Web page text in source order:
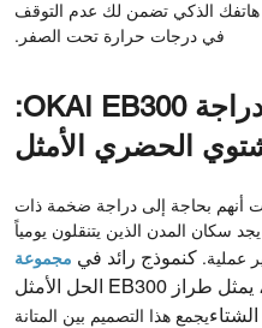
الذكي تضمن لك عدم التوقف
في درجات حرارة تحت الصفر.
تسليط الضوء على دراجة OKAI EB300:
الحضري الأمثل
أنهم بحاجة إلى دراجة ضخمة ذات
سكان المدن الذين يتنقلون يومياً
عملية. كنموذج رائد في مجموعة
، يمثل طراز EB300 الحل الأمثل
يجمع هذا التصميم بين المتانة